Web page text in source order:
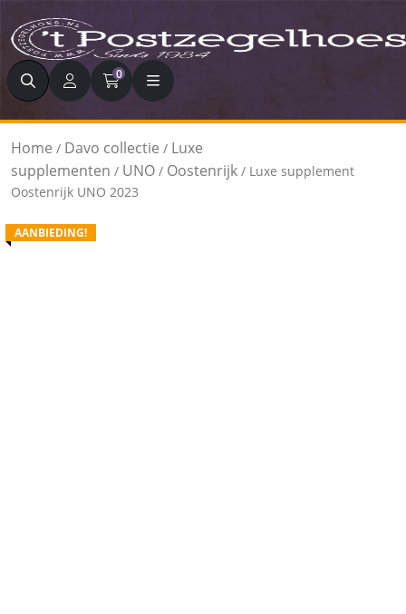
Zoeken 0
Home / Davo collectie / Luxe
supplementen / UNO / Oostenrijk / Luxe supplement
Oostenrijk UNO 2023
AANBIEDING!